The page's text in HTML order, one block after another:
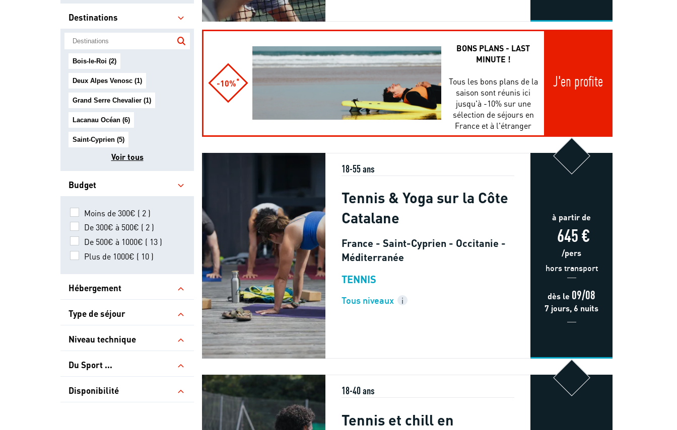
Destinations
Bois-le-Roi (2)
Deux Alpes Venosc (1)
Grand Serre Chevalier (1)
Lacanau Océan (6)
Saint-Cyprien (5)
Voir tous
Budget
Moins de 300€ ( 2 )
De 300€ à 500€ ( 2 )
De 500€ à 1000€ ( 13 )
Plus de 1000€ ( 10 )
Hébergement
Type de séjour
Niveau technique
Du Sport ...
Disponibilité
-10%*
BONS PLANS - LAST
MINUTE !
Tous les bons plans de la
saison sont réunis ici
jusqu'à -10% sur une
sélection de séjours en
France et à l'étranger
J'en profite
18-55 ans
Tennis & Yoga sur la Côte
Catalane
France - Saint-Cyprien - Occitanie -
Méditerranée
TENNIS
Tous niveaux i
à partir de
645 €
/pers
hors transport
dès le 09/08
7 jours, 6 nuits
18-40 ans
Tennis et chill en